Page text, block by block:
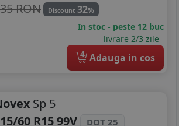
RON Discount 32%
In stoc - peste 12 buc
livrare 2/3 zile
4 Adauga in cos
Sp 5
60 R15 99V
DOT 25